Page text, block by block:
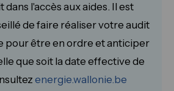
dans l'accès aux aides. Il est
de faire réaliser votre audit
pour être en ordre et anticiper
que soit la date effective de
energie.wallonie.be